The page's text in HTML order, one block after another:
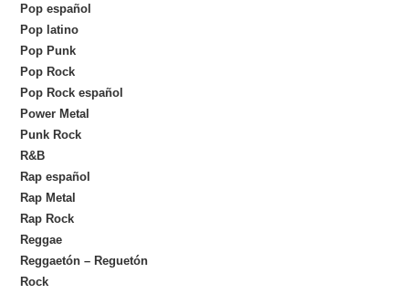
Pop español
Pop latino
Pop Punk
Pop Rock
Pop Rock español
Power Metal
Punk Rock
R&B
Rap español
Rap Metal
Rap Rock
Reggae
Reggaetón – Reguetón
Rock